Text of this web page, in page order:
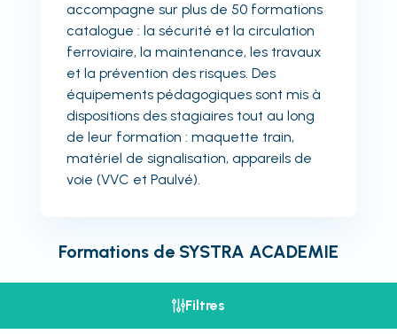
accompagne sur plus de 50 formations
catalogue : la sécurité et la circulation
ferroviaire, la maintenance, les travaux
et la prévention des risques. Des
équipements pédagogiques sont mis à
dispositions des stagiaires tout au long
de leur formation : maquette train,
matériel de signalisation, appareils de
voie (VVC et Paulvé).
Formations de SYSTRA ACADEMIE
Filtres